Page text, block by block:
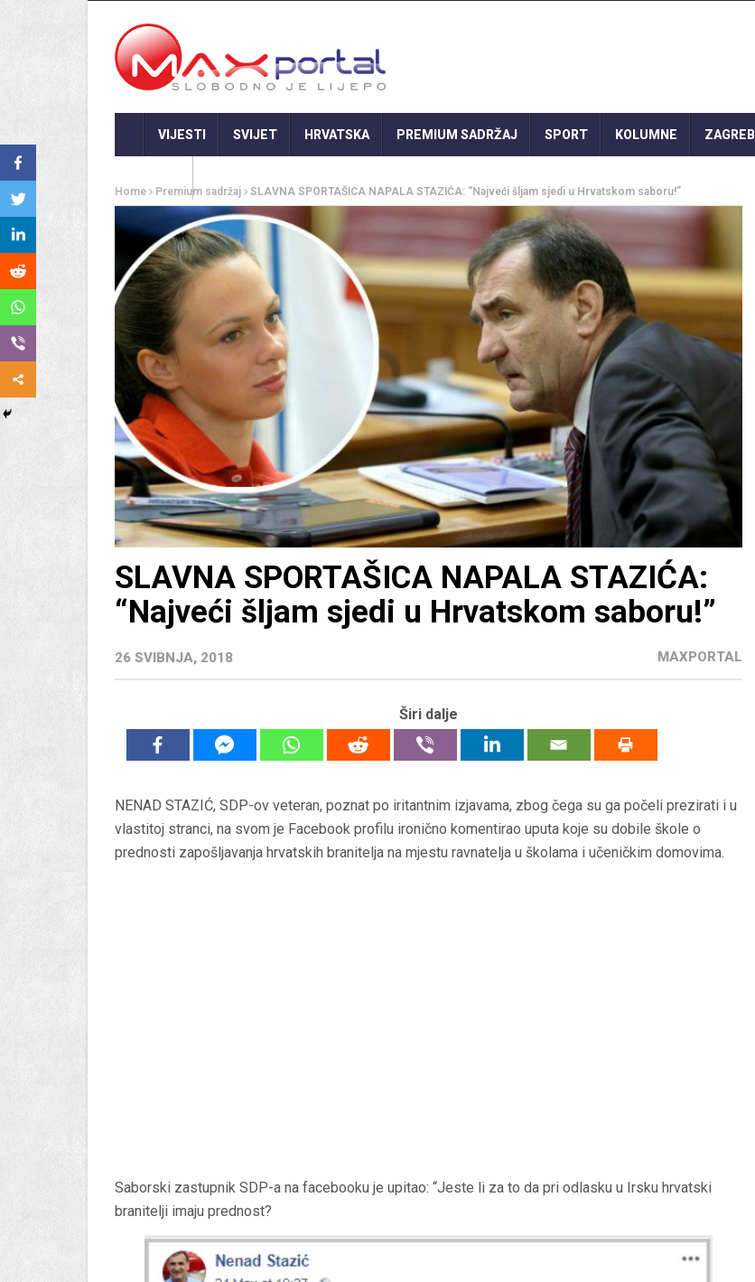
VIJESTI SVIJET HRVATSKA PREMIUM SADRŽAJ SPORT KOLUMNE ZAGREB
Home Premium sadržaj SLAVNA SPORTAŠICA NAPALA STAZIĆA: “Najveći šljam sjedi u Hrvatskom saboru!”
SLAVNA SPORTAŠICA NAPALA STAZIĆA:
“Najveći šljam sjedi u Hrvatskom saboru!”
26 SVIBNJA, 2018 MAXPORTAL
Širi dalje
NENAD STAZIĆ, SDP-ov veteran, poznat po iritantnim izjavama, zbog čega su ga počeli prezirati i u
vlastitoj stranci, na svom je Facebook profilu ironično komentirao uputa koje su dobile škole o
prednosti zapošljavanja hrvatskih branitelja na mjestu ravnatelja u školama i učeničkim domovima.
Saborski zastupnik SDP-a na facebooku je upitao: “Jeste li za to da pri odlasku u Irsku hrvatski
branitelji imaju prednost?